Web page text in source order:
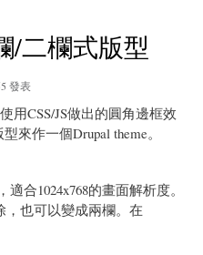
/二欄式版型
發表
用CSS/JS做出的圓角邊框效
來作一個Drupal theme。
適合1024x768的畫面解析度。
，也可以變成兩欄。在